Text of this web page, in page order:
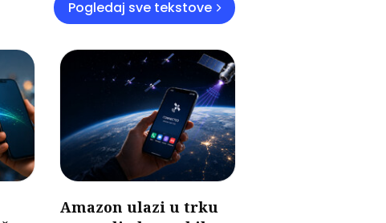
Pogledaj sve tekstove
Amazon ulazi u trku